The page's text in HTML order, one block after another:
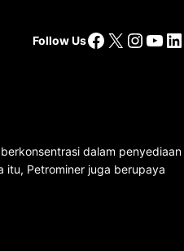
Follow UsFacebook
X
dalam penyediaan
itu, Petrominer juga berupaya